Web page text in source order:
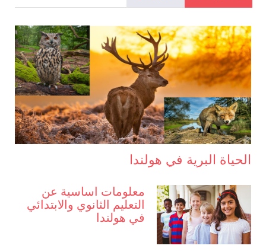
الحياة البرية في هولندا
معلومات اساسية عن
التعليم الثانوي والابتدائي
في هولندا